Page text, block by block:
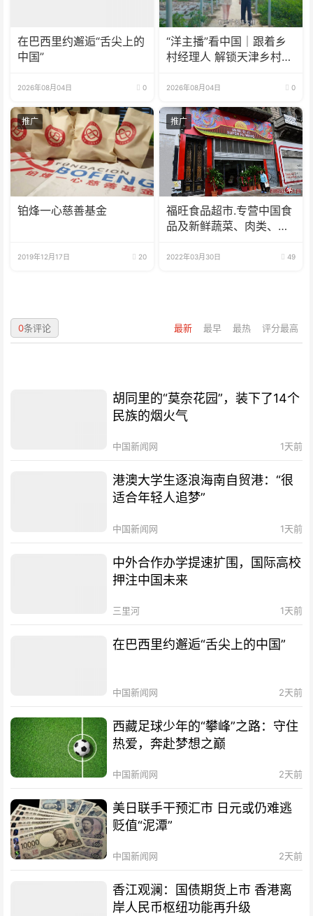
在巴西里约邂逅“舌尖上的
中国”
2026年08月04日 0
“洋主播”看中国｜跟着乡
村经理人 解锁天津乡村振
2026年08月04日 0
推广
铂烽一心慈善基金
2019年12月17日 20
推广
福旺食品超市.专营中国食
品及新鲜蔬菜、肉类、
2022年03月30日 49
最新 最早 最热 评分最高
0条评论
胡同里的“莫奈花园”，装下了14个
民族的烟火气
中国新闻网 1天前
港澳大学生逐浪海南自贸港：“很
适合年轻人追梦”
中国新闻网 1天前
中外合作办学提速扩围，国际高校
押注中国未来
三里河 1天前
在巴西里约邂逅“舌尖上的中国”
中国新闻网 2天前
西藏足球少年的“攀峰”之路：守住
热爱，奔赴梦想之巅
中国新闻网 2天前
美日联手干预汇市 日元或仍难逃
贬值“泥潭”
中国新闻网 2天前
香江观澜：国债期货上市 香港离
岸人民币枢纽功能再升级